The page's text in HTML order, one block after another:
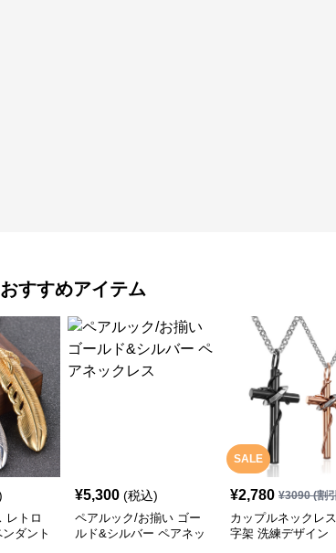
すすめアイテム
レトロ
ダント
¥5,300 (税込)
ペアルック/お揃い ゴー
ルド&シルバー ペアネッ
SALE
¥2,780 ¥3090(割
カップルネックレ
字架 洗練デザイン